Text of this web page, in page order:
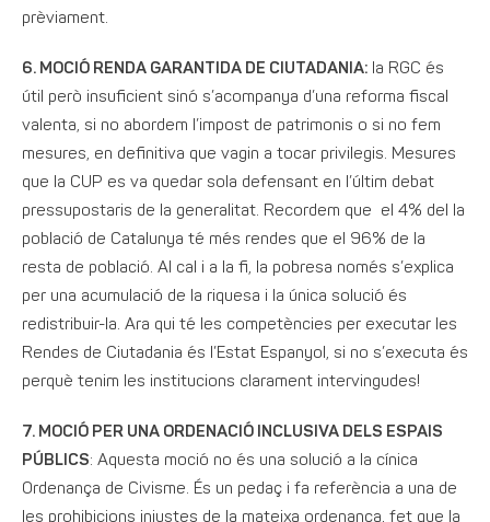
prèviament.
6. MOCIÓ RENDA GARANTIDA DE CIUTADANIA: la RGC és
útil però insuficient sinó s’acompanya d’una reforma fiscal
valenta, si no abordem l’impost de patrimonis o si no fem
mesures, en definitiva que vagin a tocar privilegis. Mesures
que la CUP es va quedar sola defensant en l’últim debat
pressupostaris de la generalitat. Recordem que el 4% del la
població de Catalunya té més rendes que el 96% de la
resta de població. Al cal i a la fi, la pobresa només s’explica
per una acumulació de la riquesa i la única solució és
redistribuir-la. Ara qui té les competències per executar les
Rendes de Ciutadania és l’Estat Espanyol, si no s’executa és
perquè tenim les institucions clarament intervingudes!
7. MOCIÓ PER UNA ORDENACIÓ INCLUSIVA DELS ESPAIS
PÚBLICS: Aquesta moció no és una solució a la cínica
Ordenança de Civisme. És un pedaç i fa referència a una de
les prohibicions injustes de la mateixa ordenança, fet que la